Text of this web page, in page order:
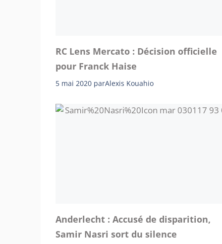
RC Lens Mercato : Décision officielle
pour Franck Haise
5 mai 2020 parAlexis Kouahio
Anderlecht : Accusé de disparition,
Samir Nasri sort du silence